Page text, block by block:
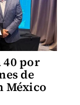
40 por
de
México